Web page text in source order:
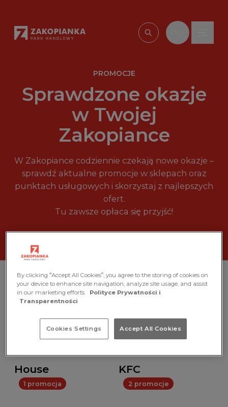
Wpisz, czego
PROMOCJE
Sprawdzone okazje
w Twojej
Zakopiance
W Zakopiance codziennie czekają nowe okazje –
sprawdź aktualne promocje w sklepach oraz
punktach usługowych i skorzystaj z najlepszych
ofert.
Tu zawsze opłaca się przyjść!
Marka
1 promocja
House
3 promocje
KFC
1 promocja 2 promocje
By clicking “Accept All Cookies”, you agree to the storing of cookies on
your device to enhance site navigation, analyze site usage, and assist
in our marketing efforts.
Polityce Prywatności i
Transparentności
Cookies Settings Accept All Cookies